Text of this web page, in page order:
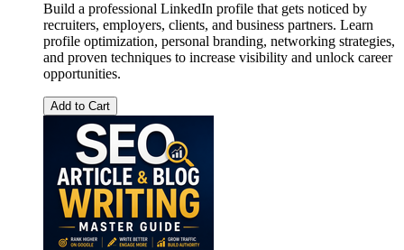
Build a professional LinkedIn profile that gets noticed by
recruiters, employers, clients, and business partners. Learn
profile optimization, personal branding, networking strategies,
and proven techniques to increase visibility and unlock career
opportunities.
Add to Cart